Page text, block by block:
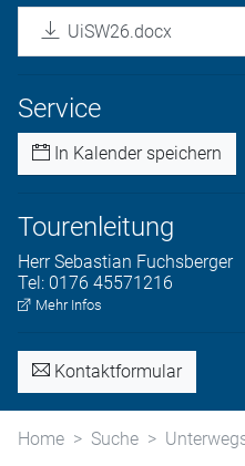
UiSW26.docx
Service
In Kalender speichern
Tourenleitung
Herr Sebastian Fuchsberger
Tel: 0176 45571216
Mehr Infos
Kontaktformular
Home Suche